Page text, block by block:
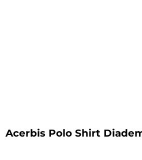
Acerbis Polo Shirt